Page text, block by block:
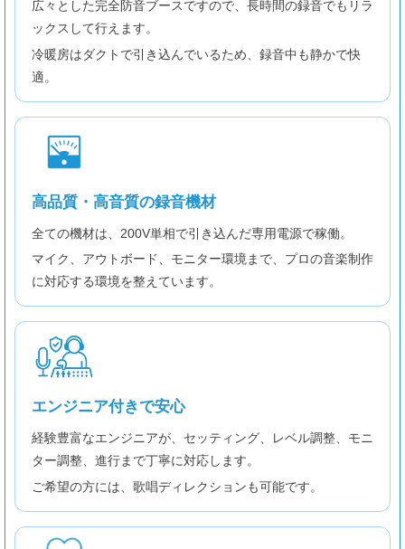
広々とした完全防音ブースですので、長時間の録音でもリラ
ックスして行えます。
冷暖房はダクトで引き込んでいるため、録音中も静かで快
適。
高品質・高音質の録音機材
全ての機材は、200V単相で引き込んだ専用電源で稼働。
マイク、アウトボード、モニター環境まで、プロの音楽制作
に対応する環境を整えています。
エンジニア付きで安心
経験豊富なエンジニアが、セッティング、レベル調整、モニ
ター調整、進行まで丁寧に対応します。
ご希望の方には、歌唱ディレクションも可能です。